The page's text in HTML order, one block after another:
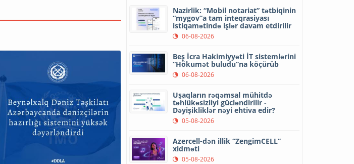
Nazirlik: “Mobil notariat” tətbiqinin
“mygov”a tam inteqrasiyası
istiqamətində işlər davam etdirilir
06-08-2026
Beş İcra Hakimiyyəti İT sistemlərini
“Hökumət buludu”na köçürüb
06-08-2026
Uşaqların rəqəmsal mühitdə
təhlükəsizliyi gücləndirilir -
Dəyişikliklər nəyi ehtiva edir?
05-08-2026
Azercell-dən illik “ZengimCELL”
xidməti
05-08-2026